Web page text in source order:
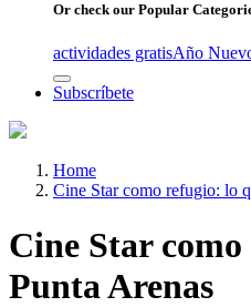
Or check our Popular
actividades gratisAño
Subscríbete
Home
Cine Star como refugio: lo
Cine Star
Punta Arenas